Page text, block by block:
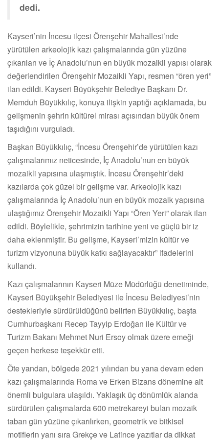
dedi.
Kayseri’nin İncesu ilçesi Örenşehir Mahallesi’nde
yürütülen arkeolojik kazı çalışmalarında gün yüzüne
çıkarılan ve İç Anadolu’nun en büyük mozaikli yapısı olarak
değerlendirilen Örenşehir Mozaikli Yapı, resmen “ören yeri”
ilan edildi. Kayseri Büyükşehir Belediye Başkanı Dr.
Memduh Büyükkılıç, konuya ilişkin yaptığı açıklamada, bu
gelişmenin şehrin kültürel mirası açısından büyük önem
taşıdığını vurguladı.
Başkan Büyükkılıç, “İncesu Örenşehir’de yürütülen kazı
çalışmalarımız neticesinde, İç Anadolu’nun en büyük
mozaikli yapısına ulaşmıştık. İncesu Örenşehir’deki
kazılarda çok güzel bir gelişme var. Arkeolojik kazı
çalışmalarında İç Anadolu’nun en büyük mozaik yapısına
ulaştığımız Örenşehir Mozaikli Yapı “Ören Yeri” olarak ilan
edildi. Böylelikle, şehrimizin tarihine yeni ve güçlü bir iz
daha eklenmiştir. Bu gelişme, Kayseri’mizin kültür ve
turizm vizyonuna büyük katkı sağlayacaktır” ifadelerini
kullandı.
Kazı çalışmalarının Kayseri Müze Müdürlüğü denetiminde,
Kayseri Büyükşehir Belediyesi ile İncesu Belediyesi’nin
destekleriyle sürdürüldüğünü belirten Büyükkılıç, başta
Cumhurbaşkanı Recep Tayyip Erdoğan ile Kültür ve
Turizm Bakanı Mehmet Nuri Ersoy olmak üzere emeği
geçen herkese teşekkür etti.
Öte yandan, bölgede 2021 yılından bu yana devam eden
kazı çalışmalarında Roma ve Erken Bizans dönemine ait
önemli bulgulara ulaşıldı. Yaklaşık üç dönümlük alanda
sürdürülen çalışmalarda 600 metrekareyi bulan mozaik
taban gün yüzüne çıkarılırken, geometrik ve bitkisel
motiflerin yanı sıra Grekçe ve Latince yazıtlar da dikkat